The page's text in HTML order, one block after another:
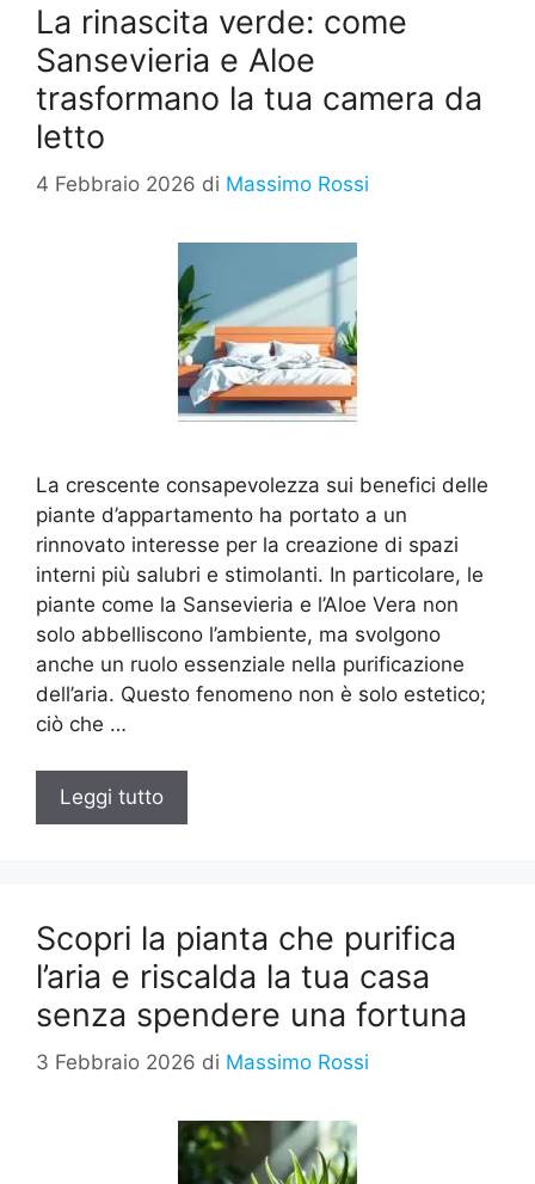
La rinascita verde: come
Sansevieria e Aloe
trasformano la tua camera da
letto
4 Febbraio 2026 di Massimo Rossi
La crescente consapevolezza sui benefici delle
piante d’appartamento ha portato a un
rinnovato interesse per la creazione di spazi
interni più salubri e stimolanti. In particolare, le
piante come la Sansevieria e l’Aloe Vera non
solo abbelliscono l’ambiente, ma svolgono
anche un ruolo essenziale nella purificazione
dell’aria. Questo fenomeno non è solo estetico;
ciò che …
Leggi tutto
Scopri la pianta che purifica
l’aria e riscalda la tua casa
senza spendere una fortuna
3 Febbraio 2026 di Massimo Rossi